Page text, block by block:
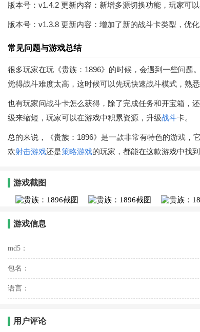
版本号：v1.4.2 更新内容：新增多源切换功能，玩家可
版本号：v1.3.8 更新内容：增加了新的战斗卡类型，优
常见问题与游戏总结
很多玩家在玩《贵族：1896》的时候，会遇到一些问题
觉得战斗难度太高，这时候可以先玩快速战斗模式，熟
也有玩家问战斗卡怎么获得，除了完成任务和开宝箱，
级来缩短，玩家可以在游戏中积累资源，升级战斗卡。
总的来说，《贵族：1896》是一款非常有特色的游戏
欢射击游戏还是策略游戏的玩家，都能在这款游戏中找
游戏截图
游戏信息
md5：
包名：
语言：
用户评论